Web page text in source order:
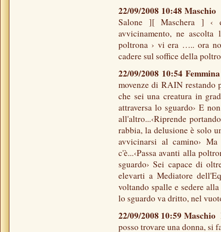
22/09/2008 10:48
Salone ][ Maschera ] ‹
avvicinamento, ne
poltrona › vi era ….. ora
cadere sul soffice della
22/09/2008 10:54
movenze di RAIN restando
che sei una creatura in
attraversa lo sguardo› E
all'altro...‹Riprende
rabbia, la delusione è solo
avvicinarsi al camino›
c'è...‹Passa avanti alla
sguardo› Sei capace di
elevarti a Mediatore
voltando spalle e sedere
lo sguardo va dritto, nel
22/09/2008 10:59
posso trovare una donna, si